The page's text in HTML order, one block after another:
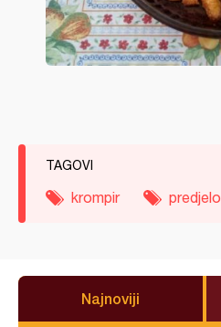
TAGOVI
krompir predjelo
Najnoviji